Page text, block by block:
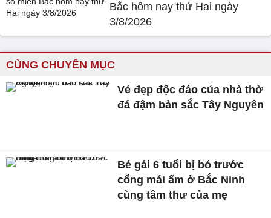
Bắc hôm nay thứ Hai ngày
3/8/2026
CÙNG CHUYÊN MỤC
Vẻ đẹp độc đáo của nhà thờ
đá đậm bản sắc Tây Nguyên
Bé gái 6 tuổi bị bỏ trước
cổng mái ấm ở Bắc Ninh
cùng tâm thư của mẹ